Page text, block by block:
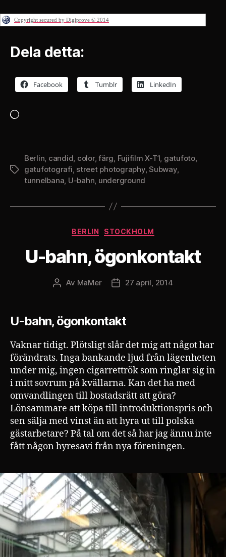
Copyright secured by Digiprove © 2014
Dela detta:
Facebook Tumblr LinkedIn
Etiketter
Berlin candid color,färg Fujifilm X-T1 gatufoto,
gatufotografi street photography,Subway,
tunnelbana U-bahn underground
Kategorier
BERLIN STOCKHOLM
U-bahn, ögonkontakt
Inläggsförfattare
Av MaMer Inläggsdatum
27 april, 2014
U-bahn, ögonkontakt
Vaknar tidigt. Plötsligt slår det mig att något har
förändrats. Inga bankande ljud från lägenheten
under mig, ingen cigarrettrök som ringlar sig in
i mitt sovrum på kvällarna. Kan det ha med
omvandlingen till bostadsrätt att göra?
Lönsammare att köpa till introduktionspris och
sen sälja med vinst än att hyra ut till polska
gästarbetare? På tal om det så har jag ännu inte
fått någon hyresavi från nya föreningen.